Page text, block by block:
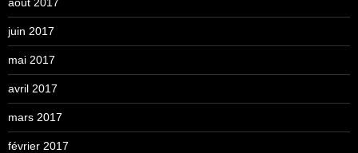
juin 2017
mai 2017
avril 2017
mars 2017
février 2017